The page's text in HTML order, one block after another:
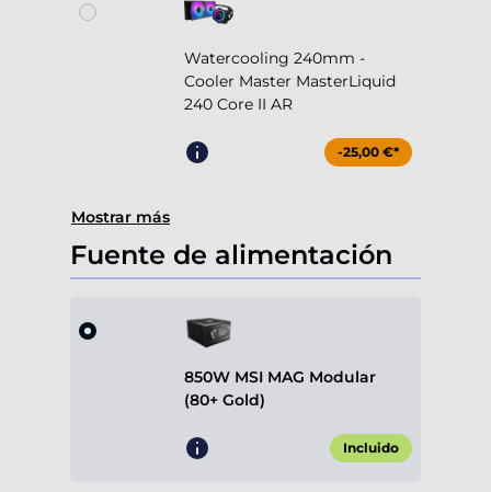
Watercooling 240mm -
Cooler Master MasterLiquid
240 Core II AR
-25,00 €*
Mostrar más
Fuente de alimentación
850W MSI MAG Modular
(80+ Gold)
Incluido